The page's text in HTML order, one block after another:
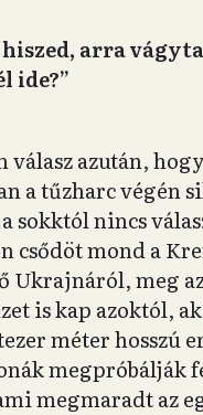
hiszed, arra
ide?”
azután,
a tűzharc végén
sokktól nincs
csődöt mond a
Ukrajnáról, meg
is kap azoktól,
méter hosszú
megmaradt az